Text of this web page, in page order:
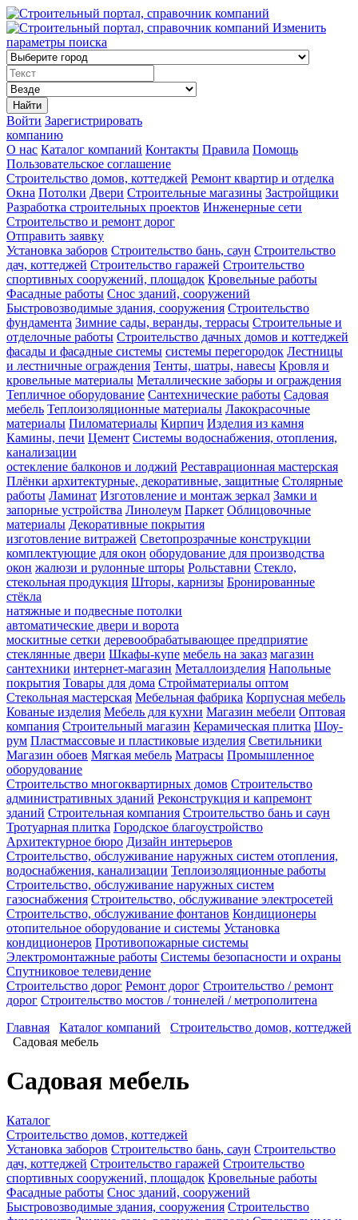
Изменить
параметры поиска
Найти
Войти Зарегистрировать
компанию
О нас Каталог компаний Контакты Правила Помощь
Пользовательское соглашение
Строительство домов, коттеджей Ремонт квартир и отделка
Окна Потолки Двери Строительные магазины Застройщики
Разработка строительных проектов Инженерные сети
Строительство и ремонт дорог
Отправить заявку
Установка заборов Строительство бань, саун Строительство
дач, коттеджей Строительство гаражей Строительство
спортивных сооружений, площадок Кровельные работы
Фасадные работы Снос зданий, сооружений
Быстровозводимые здания, сооружения Строительство
фундамента Зимние сады, веранды, террасы Строительные и
отделочные работы Строительство дачных домов и коттеджей
фасады и фасадные системы системы перегородок Лестницы
и лестничные ограждения Тенты, шатры, навесы Кровля и
кровельные материалы Металлические заборы и ограждения
Тепличное оборудование Сантехнические работы Садовая
мебель Теплоизоляционные материалы Лакокрасочные
материалы Пиломатериалы Кирпич Изделия из камня
Камины, печи Цемент Системы водоснабжения, отопления,
канализации
остекление балконов и лоджий Реставрационная мастерская
Плёнки архитектурные, декоративные, защитные Столярные
работы Ламинат Изготовление и монтаж зеркал Замки и
запорные устройства Линолеум Паркет Облицовочные
материалы Декоративные покрытия
изготовление витражей Светопрозрачные конструкции
комплектующие для окон оборудование для производства
окон жалюзи и рулонные шторы Рольставни Стекло,
стекольная продукция Шторы, карнизы Бронированные
стёкла
натяжные и подвесные потолки
автоматические двери и ворота
москитные сетки деревообрабатывающее предприятие
стеклянные двери Шкафы-купе мебель на заказ магазин
сантехники интернет-магазин Металлоизделия Напольные
покрытия Товары для дома Стройматериалы оптом
Стекольная мастерская Мебельная фабрика Корпусная мебель
Кованые изделия Мебель для кухни Магазин мебели Оптовая
компания Строительный магазин Керамическая плитка Шоу-
рум Пластмассовые и пластиковые изделия Светильники
Магазин обоев Мягкая мебель Матрасы Промышленное
оборудование
Строительство многоквартирных домов Строительство
административных зданий Реконструкция и капремонт
зданий Строительная компания Строительство бань и саун
Тротуарная плитка Городское благоустройство
Архитектурное бюро Дизайн интерьеров
Строительство, обслуживание наружных систем отопления,
водоснабжения, канализации Теплоизоляционные работы
Строительство, обслуживание наружных систем
газоснабжения Строительство, обслуживание электросетей
Строительство, обслуживание фонтанов Кондиционеры
отопительное оборудование и системы Установка
кондиционеров Противопожарные системы
Электромонтажные работы Системы безопасности и охраны
Спутниковое телевидение
Строительство дорог Ремонт дорог Строительство / ремонт
дорог Строительство мостов / тоннелей / метрополитена
Главная
Каталог компаний
Строительство домов, коттеджей
Садовая мебель
Садовая мебель
Каталог
Строительство домов, коттеджей
Установка заборов Строительство бань, саун Строительство
дач, коттеджей Строительство гаражей Строительство
спортивных сооружений, площадок Кровельные работы
Фасадные работы Снос зданий, сооружений
Быстровозводимые здания, сооружения Строительство